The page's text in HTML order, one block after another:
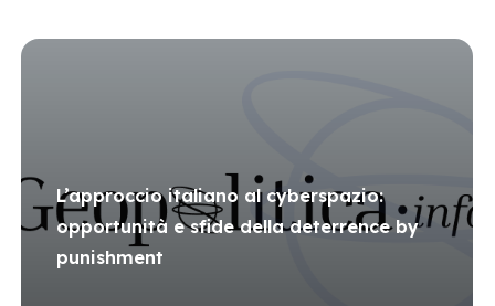
L’approccio italiano al cyberspazio:
opportunità e sfide della deterrence by
punishment